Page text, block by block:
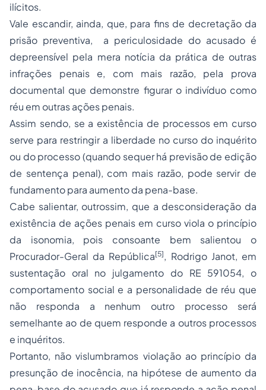
ilícitos.
Vale escandir, ainda, que, para fins de decretação da
prisão preventiva, a periculosidade do acusado é
depreensível pela mera notícia da prática de outras
infrações penais e, com mais razão, pela prova
documental que demonstre figurar o indivíduo como
réu em outras ações penais.
Assim sendo, se a existência de processos em curso
serve para restringir a liberdade no curso do inquérito
ou do processo (quando sequer há previsão de edição
de sentença penal), com mais razão, pode servir de
fundamento para aumento da pena-base.
Cabe salientar, outrossim, que a desconsideração da
existência de ações penais em curso viola o princípio
da isonomia, pois consoante bem salientou o
Procurador-Geral da República[5], Rodrigo Janot, em
sustentação oral no julgamento do RE 591054, o
comportamento social e a personalidade de réu que
não responda a nenhum outro processo será
semelhante ao de quem responde a outros processos
e inquéritos.
Portanto, não vislumbramos violação ao princípio da
presunção de inocência, na hipótese de aumento da